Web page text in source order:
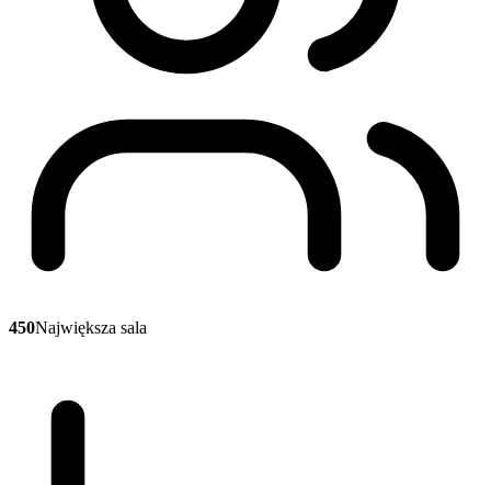
450Największa sala